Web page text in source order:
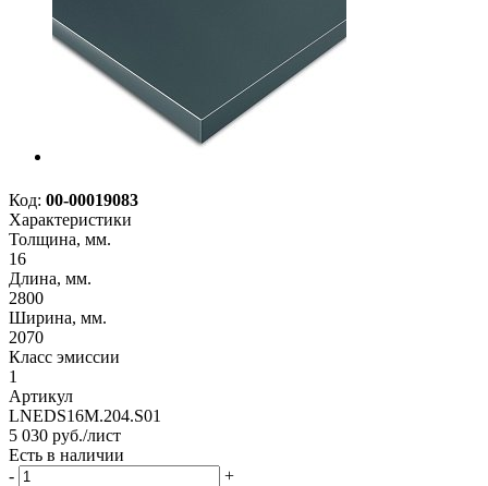
Код: 00-00019083
Характеристики
Толщина, мм.
16
Длина, мм.
2800
Ширина, мм.
2070
Класс эмиссии
1
Артикул
LNEDS16M.204.S01
5 030 руб./лист
Есть в наличии
-
+